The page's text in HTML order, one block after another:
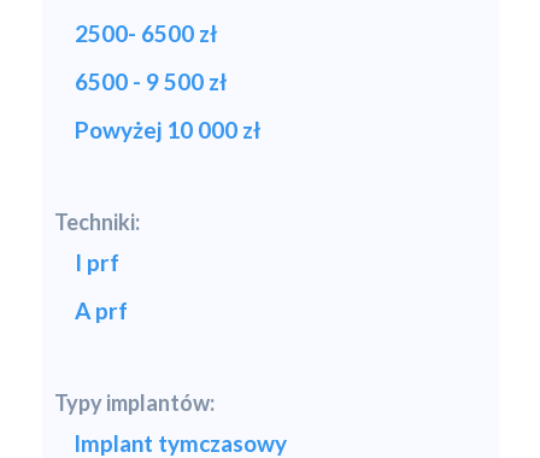
2500- 6500 zł
6500 - 9 500 zł
Powyżej 10 000 zł
Techniki:
I prf
A prf
Typy implantów:
Implant tymczasowy